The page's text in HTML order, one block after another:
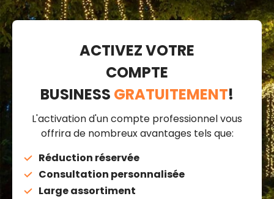
ACTIVEZ VOTRE
COMPTE
BUSINESS GRATUITEMENT!
L'activation d'un compte professionnel vous
offrira de nombreux avantages tels que:
Réduction réservée
Consultation personnalisée
Large assortiment